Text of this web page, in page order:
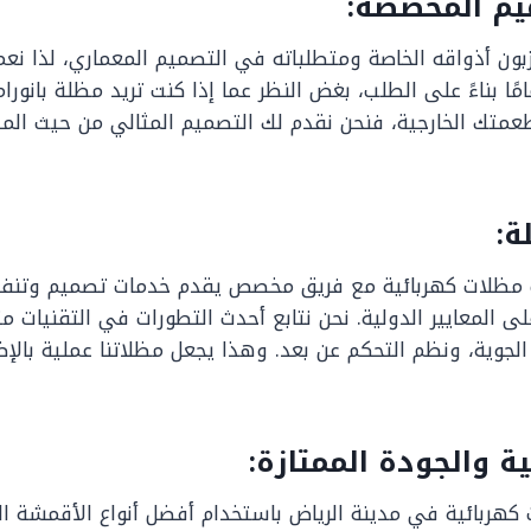
أذواقه الخاصة ومتطلباته في التصميم المعماري، لذا
بناءً على الطلب، بغض النظر عما إذا كنت تريد مظلة
الخارجية، فنحن نقدم لك التصميم المثالي من حيث
مظلات كهربائية مع فريق مخصص يقدم خدمات تصميم
المعايير الدولية. نحن نتابع أحدث التطورات في التقنيات
ونظم التحكم عن بعد. وهذا يجعل مظلاتنا عملية
والجودة الممتازة:
في مدينة الرياض باستخدام أفضل أنواع الأقمشة